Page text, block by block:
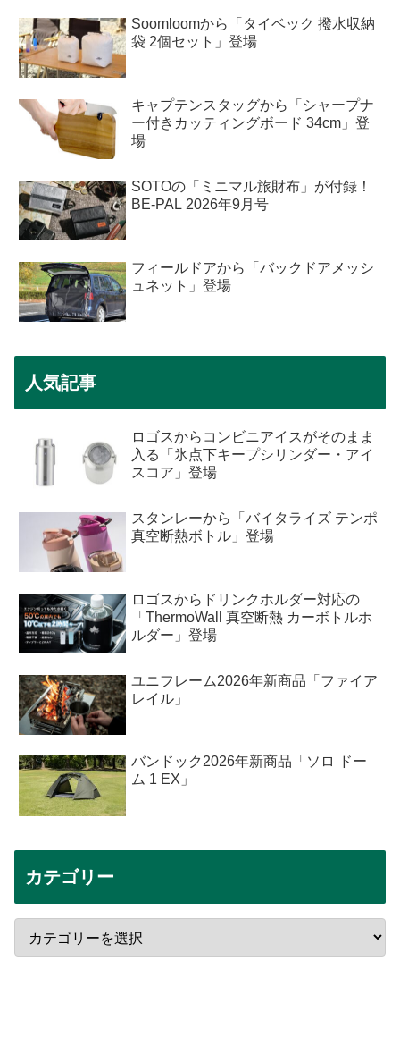
Soomloomから「タイベック 撥水収納
袋 2個セット」登場
キャプテンスタッグから「シャープナ
ー付きカッティングボード 34cm」登
場
SOTOの「ミニマル旅財布」が付録！
BE-PAL 2026年9月号
フィールドアから「バックドアメッシ
ュネット」登場
人気記事
ロゴスからコンビニアイスがそのまま
入る「氷点下キープシリンダー・アイ
スコア」登場
スタンレーから「バイタライズ テンポ
真空断熱ボトル」登場
ロゴスからドリンクホルダー対応の
「ThermoWall 真空断熱 カーボトルホ
ルダー」登場
ユニフレーム2026年新商品「ファイア
レイル」
バンドック2026年新商品「ソロ ドー
ム 1 EX」
カテゴリー